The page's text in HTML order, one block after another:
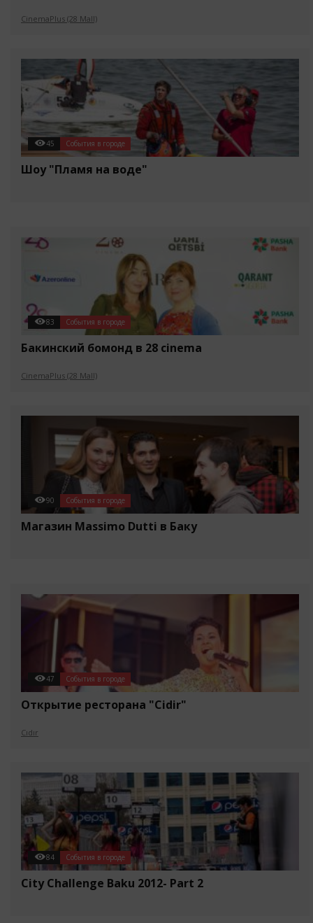
CinemaPlus (28 Mall)
45 События в городе
Шоу "Пламя на воде"
83 События в городе
Бакинский бомонд в 28 cinema
CinemaPlus (28 Mall)
90 События в городе
Магазин Massimo Dutti в Баку
47 События в городе
Открытие ресторана "Cidir"
Cıdır
84 События в городе
City Challenge Baku 2012- Part 2